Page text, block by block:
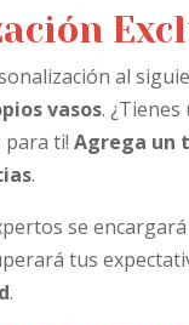
al
vasos.
para ti! Agrega un
.
se
tus
.